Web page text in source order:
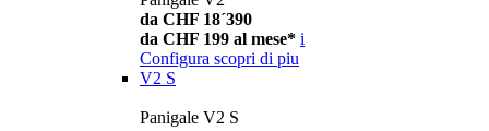
da CHF 18´390
da CHF 199 al mese* i
Configura scopri di piu
V2 S
Panigale V2 S